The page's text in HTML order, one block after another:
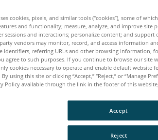
教程
cookies, pixels, and similar tools (“cookies”), some of
and functionality; measure, analyze, and improve site
sessions and interactions; personalize content; and
vendors may monitor, record, and access information
identifiers, referring URLs and other browsing information,
agree to such purposes. If you continue to browse our site
cookies necessary to operate and enable default website
using this site or clicking “Accept,” “Reject,” or “Manage
Policy available through the link in the footer of this website,
Reject
Accept